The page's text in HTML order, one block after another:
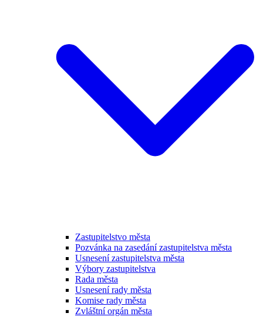
Zastupitelstvo města
Pozvánka na zasedání zastupitelstva města
Usnesení zastupitelstva města
Výbory zastupitelstva
Rada města
Usnesení rady města
Komise rady města
Zvláštní orgán města